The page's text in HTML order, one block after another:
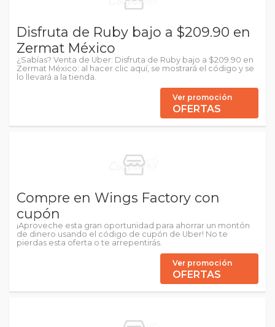
Disfruta de Ruby bajo a $209.90 en
Zermat México
¿Sabías? Venta de Uber: Disfruta de Ruby bajo a $209.90 en
Zermat México: al hacer clic aquí, se mostrará el código y se
lo llevará a la tienda.
Ver promoción
OFERTAS
Compre en Wings Factory con
cupón
¡Aproveche esta gran oportunidad para ahorrar un montón
de dinero usando el código de cupón de Uber! No te
pierdas esta oferta o te arrepentirás.
Ver promoción
OFERTAS